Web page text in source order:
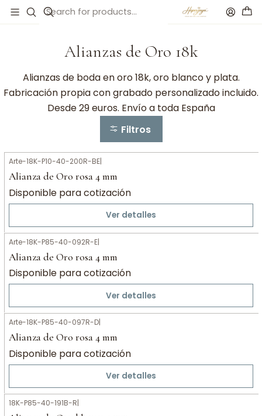
Inicio Alianzas de Oro 18k
Alianzas de Oro 18k
Alianzas de boda en oro 18k, oro blanco y plata.
Fabricación propia con grabado personalizado incluido.
Desde 29 euros. Envío a toda España
Filtros
Arte-18K-P10-40-200R-BE|
Alianza de Oro rosa 4 mm
Disponible para cotización
Ver detalles
Arte-18K-P85-40-092R-E|
Alianza de Oro rosa 4 mm
Disponible para cotización
Ver detalles
Arte-18K-P85-40-097R-D|
Alianza de Oro rosa 4 mm
Disponible para cotización
Ver detalles
18K-P85-40-191B-R|